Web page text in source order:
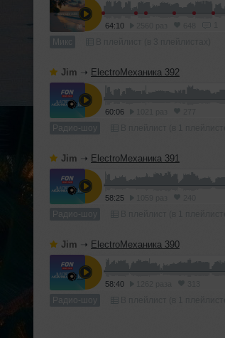
64:10
Микс
Jim ➝ ElectroМеханика 392
60:06
Радио-шоу
Jim ➝ ElectroМеханика 391
58:25
Радио-шоу
Jim ➝ ElectroМеханика 390
58:40
Радио-шоу